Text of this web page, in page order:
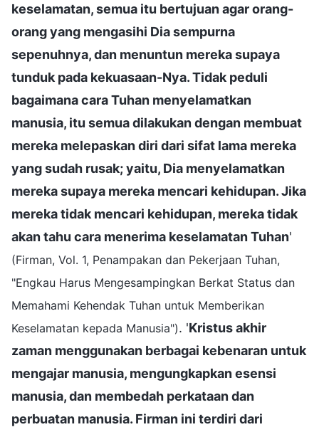
keselamatan, semua itu bertujuan agar orang-
orang yang mengasihi Dia sempurna
sepenuhnya, dan menuntun mereka supaya
tunduk pada kekuasaan-Nya. Tidak peduli
bagaimana cara Tuhan menyelamatkan
manusia, itu semua dilakukan dengan membuat
mereka melepaskan diri dari sifat lama mereka
yang sudah rusak; yaitu, Dia menyelamatkan
mereka supaya mereka mencari kehidupan. Jika
mereka tidak mencari kehidupan, mereka tidak
akan tahu cara menerima keselamatan Tuhan'
(Firman, Vol. 1, Penampakan dan Pekerjaan Tuhan,
"Engkau Harus Mengesampingkan Berkat Status dan
Memahami Kehendak Tuhan untuk Memberikan
Keselamatan kepada Manusia"). 'Kristus akhir
zaman menggunakan berbagai kebenaran untuk
mengajar manusia, mengungkapkan esensi
manusia, dan membedah perkataan dan
perbuatan manusia. Firman ini terdiri dari